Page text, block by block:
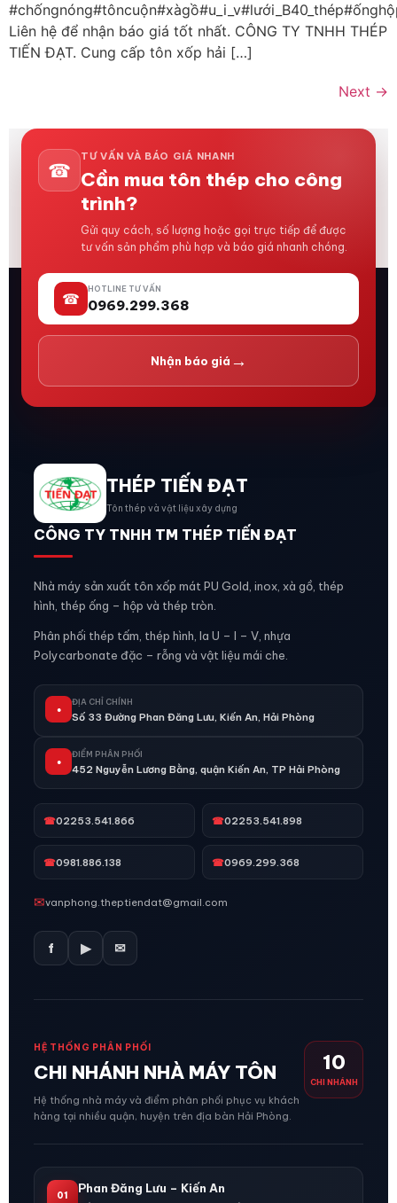
Liên hệ để nhận báo giá tốt nhất. CÔNG TY TNHH THÉP
TIẾN ĐẠT. Cung cấp tôn xốp hải […]
Next →
☎
TƯ VẤN VÀ BÁO GIÁ NHANH
Cần mua tôn thép cho công
trình?
Gửi quy cách, số lượng hoặc gọi trực tiếp để được
tư vấn sản phẩm phù hợp và báo giá nhanh chóng.
☎
HOTLINE TƯ VẤN
0969.299.368
Nhận báo giá →
THÉP TIẾN ĐẠT
Tôn thép và vật liệu xây dựng
CÔNG TY TNHH TM THÉP TIẾN ĐẠT
Nhà máy sản xuất tôn xốp mát PU Gold, inox, xà gồ, thép
hình, thép ống – hộp và thép tròn.
Phân phối thép tấm, thép hình, la U – I – V, nhựa
Polycarbonate đặc – rỗng và vật liệu mái che.
●
ĐỊA CHỈ CHÍNH
Số 33 Đường Phan Đăng Lưu, Kiến An, Hải Phòng
●
ĐIỂM PHÂN PHỐI
452 Nguyễn Lương Bằng, quận Kiến An, TP Hải Phòng
☎02253.541.866 ☎02253.541.898
☎0981.886.138 ☎0969.299.368
✉vanphong.theptiendat@gmail.com
f ▶ ✉
HỆ THỐNG PHÂN PHỐI
CHI NHÁNH NHÀ MÁY TÔN
Hệ thống nhà máy và điểm phân phối phục vụ khách
hàng tại nhiều quận, huyện trên địa bàn Hải Phòng.
10
CHI NHÁNH
01
Phan Đăng Lưu – Kiến An